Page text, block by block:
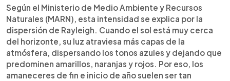
Lugares como el Lago de Ilopango, Punta Roca,
Costa del Sol, el Peñón de Comasagua y la
Laguna de Olomega ofrecen escenarios ideales
para comenzar el 2026 con tranquilidad, conexión
con la naturaleza y una pausa para reflexionar.
Según el Ministerio de Medio Ambiente y Recursos
Naturales (MARN), esta intensidad se explica por la
dispersión de Rayleigh. Cuando el sol está muy cerca
del horizonte, su luz atraviesa más capas de la
atmósfera, dispersando los tonos azules y dejando que
predominen amarillos, naranjas y rojos. Por eso, los
amaneceres de fin e inicio de año suelen ser tan